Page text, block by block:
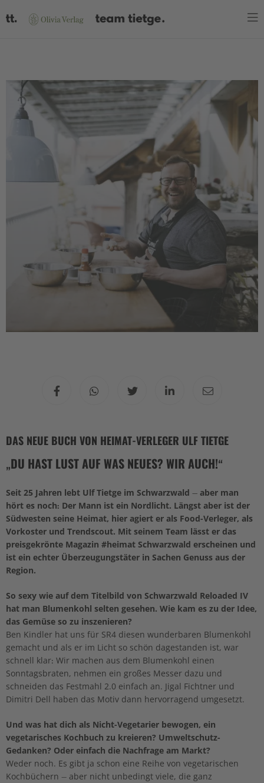
Es befinden sich keine Produkte im Warenkorb.
JETZT EINKAUFEN
DAS NEUE BUCH VON HEIMAT-VERLEGER ULF TIETGE
„DU HAST LUST AUF WAS NEUES? WIR AUCH!“
Seit 25 Jahren lebt Ulf Tietge im Schwarzwald – aber man
hört es noch: Der Mann ist ein Nordlicht. Längst aber ist der
Südwesten seine Heimat, hier agiert er als Food-Verleger, als
Vorkoster und Trendscout. Mit seinem Team lässt er das
preisgekrönte Magazin #heimat Schwarzwald erscheinen und
ist ein echter Überzeugungstäter in Sachen Genuss aus der
Region.
So sexy wie auf dem Titelbild von Schwarzwald Reloaded IV
hat man Blumenkohl selten gesehen. Wie kam es zu der Idee,
das Gemüse so zu inszenieren?
Ben Kindler hat uns für SR4 diesen wunderbaren Blumenkohl
gemacht und als er im Licht so schön dagestanden ist, war
schnell klar: Wir machen aus dem Blumenkohl einen
Sonntagsbraten, nehmen ein großes Messer dazu und
schneiden das Festmahl 2.0 einfach an. Jigal Fichtner und
Dimitri Dell haben das Motiv dann hervorragend umgesetzt.
Und was hat dich als Nicht-Vegetarier bewogen, ein
vegetarisches Kochbuch zu kreieren? Umweltschutz-
Gedanken? Oder einfach die Nachfrage am Markt?
Weder noch. Es gibt ja schon eine Reihe von vegetarischen
Kochbüchern – aber nicht unbedingt viele, die ganz